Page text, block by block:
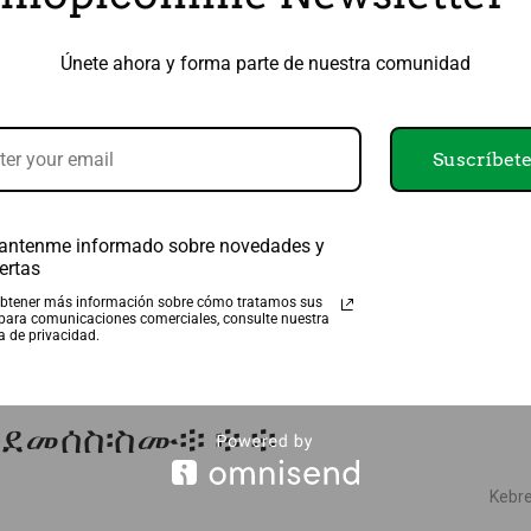
፨ ፨
Únete ahora y forma parte de nuestra comunidad
informado sobre novedades y
más información sobre cómo tratamos sus
comunicaciones comerciales, consulte nuestra
de privacidad.
Suscríbete